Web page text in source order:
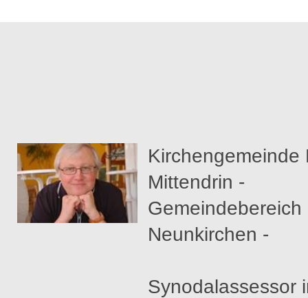
Kirchengemeinde
Mittendrin -
Gemeindebereich
Neunkirchen -
Synodalassessor